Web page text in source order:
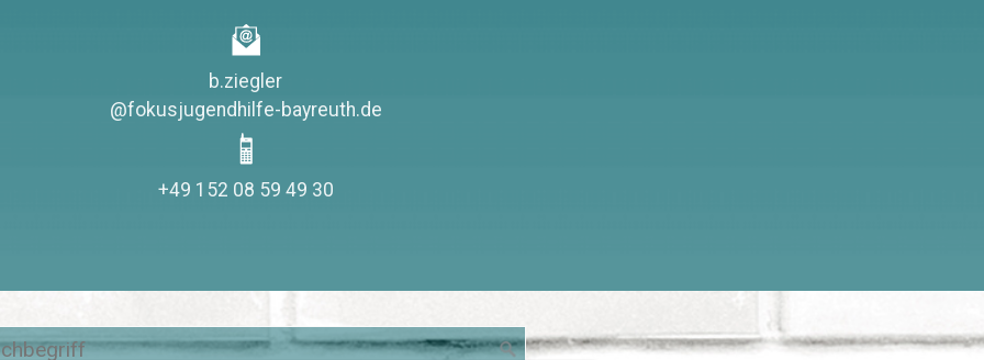
b.ziegler
@fokusjugendhilfe-bayreuth.de
+49 152 08 59 49 30